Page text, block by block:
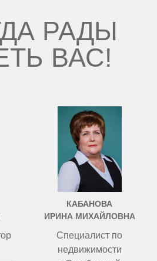
РАДЫ
ВАС!
КАБАНОВА
ИРИНА МИХАЙЛОВНА
Специалист по
недвижимости